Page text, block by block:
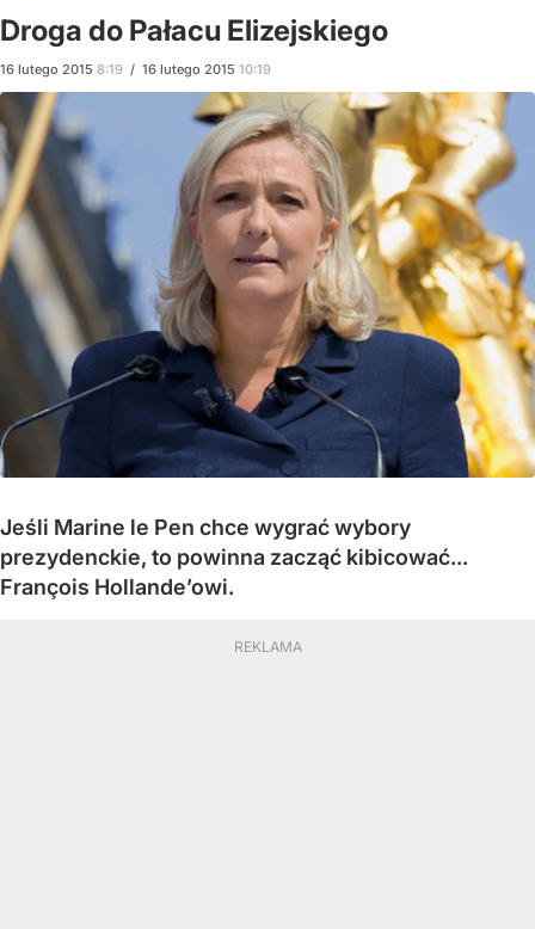
Droga do Pałacu Elizejskiego
16 lutego 2015 8:19 / 16 lutego 2015 10:19
Jeśli Marine le Pen chce wygrać wybory
prezydenckie, to powinna zacząć kibicować...
François Hollande’owi.